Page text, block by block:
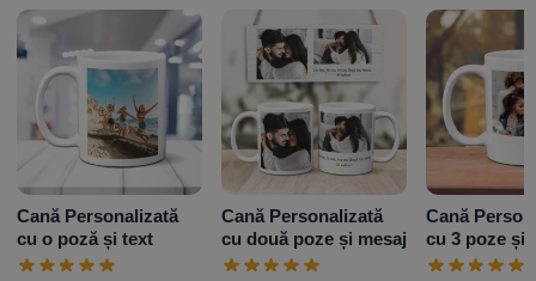
Cană Personalizată
cu o poză și text
Cană Personalizată
cu două poze și mesaj
Cană
cu 3 poze și
Model 2